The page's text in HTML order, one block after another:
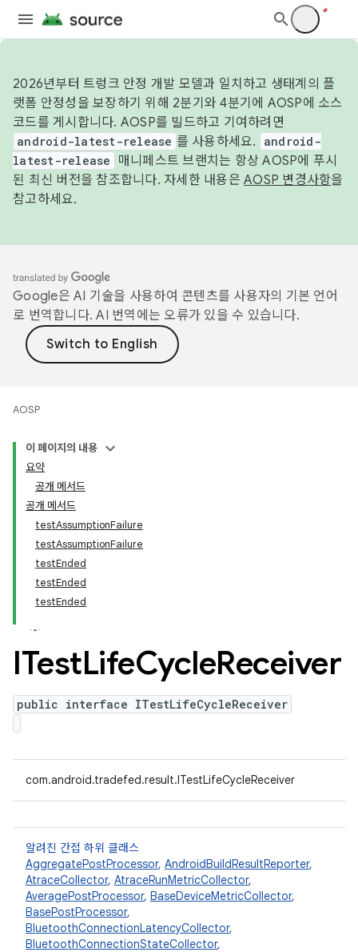
2026년부터 트렁크 안정 개발 모델과 일치하고 생태계의 플
랫폼 안정성을 보장하기 위해 2분기와 4분기에 AOSP에 소스
코드를 게시합니다. AOSP를 빌드하고 기여하려면
android-latest-release 를 사용하세요.
android-
latest-release
매니페스트 브랜치는 항상 AOSP에 푸시
된 최신 버전을 참조합니다. 자세한 내용은 AOSP 변경사항을
참고하세요.
Google은 AI 기술을 사용하여 콘텐츠를 사용자의 기본 언어
로 번역합니다. AI 번역에는 오류가 있을 수 있습니다.
AOSP
이 페이지의 내용
요약
공개 메서드
공개 메서드
testAssumptionFailure
testAssumptionFailure
testEnded
testEnded
testEnded
ITestLifeCycleReceiver
public interface ITestLifeCycleReceiver
com.android.tradefed.result.ITestLifeCycleReceiver
알려진 간접 하위 클래스
AggregatePostProcessor, AndroidBuildResultReporter,
AtraceCollector, AtraceRunMetricCollector,
AveragePostProcessor, BaseDeviceMetricCollector,
BasePostProcessor,
BluetoothConnectionLatencyCollector,
BluetoothConnectionStateCollector,